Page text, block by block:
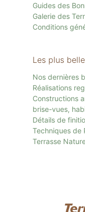
Guides des
Galerie des
Conditions
Les plus
Nos dernières
Réalisations
Constructions
brise-vues,
Détails de
Techniques de
Terrasse